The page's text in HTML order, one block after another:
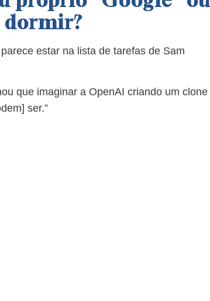
dormir?
estar na lista de tarefas de Sam
que imaginar a OpenAI criando um clone
ser.”